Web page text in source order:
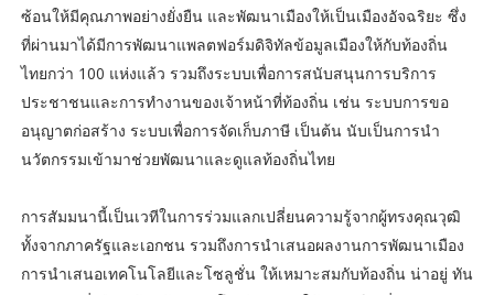
ซ้อนให้มีคุณภาพอย่างยั่งยืน และพัฒนาเมืองให้เป็นเมืองอัจฉริยะ ซึ่ง
ที่ผ่านมาได้มีการพัฒนาแพลตฟอร์มดิจิทัลข้อมูลเมืองให้กับท้องถิ่น
ไทยกว่า 100 แห่งแล้ว รวมถึงระบบเพื่อการสนับสนุนการบริการ
ประชาชนและการทำงานของเจ้าหน้าที่ท้องถิ่น เช่น ระบบการขอ
อนุญาตก่อสร้าง ระบบเพื่อการจัดเก็บภาษี เป็นต้น นับเป็นการนำ
นวัตกรรมเข้ามาช่วยพัฒนาและดูแลท้องถิ่นไทย
การสัมมนานี้เป็นเวทีในการร่วมแลกเปลี่ยนความรู้จากผู้ทรงคุณวุฒิ
ทั้งจากภาครัฐและเอกชน รวมถึงการนำเสนอผลงานการพัฒนาเมือง
การนำเสนอเทคโนโลยีและโซลูชั่น ให้เหมาะสมกับท้องถิ่น น่าอยู่ ทัน